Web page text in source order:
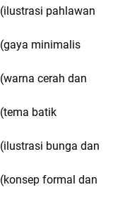
pahlawan
minimalis
cerah dan
batik
bunga dan
formal dan